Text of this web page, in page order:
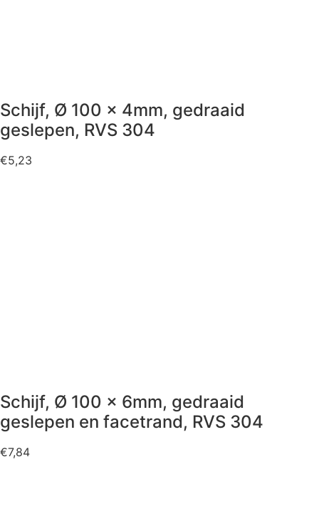
Schijf, Ø 100 x 4mm, gedraaid
geslepen, RVS 304
€5,23
Schijf, Ø 100 x 6mm, gedraaid
geslepen en facetrand, RVS 304
€7,84